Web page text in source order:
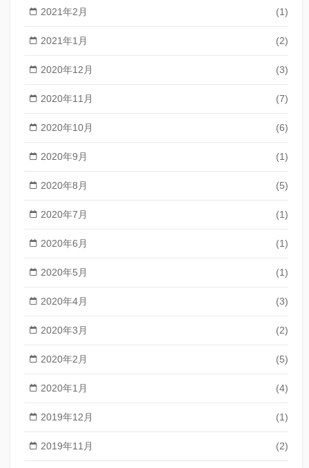
2021年2月 (1)
2021年1月 (2)
2020年12月 (3)
2020年11月 (7)
2020年10月 (6)
2020年9月 (1)
2020年8月 (5)
2020年7月 (1)
2020年6月 (1)
2020年5月 (1)
2020年4月 (3)
2020年3月 (2)
2020年2月 (5)
2020年1月 (4)
2019年12月 (1)
2019年11月 (2)